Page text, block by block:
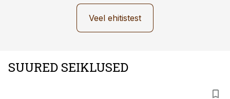
Veel ehitistest
SUURED SEIKLUSED